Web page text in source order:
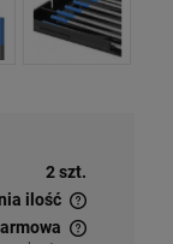
2 szt.
ilość